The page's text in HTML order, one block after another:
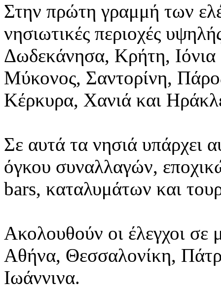
Στην πρώτη γραμμή των
νησιωτικές περιοχές
Δωδεκάνησα, Κρήτη, Ιόνια
Μύκονος, Σαντορίνη,
Κέρκυρα, Χανιά και
Σε αυτά τα νησιά υπάρχει
όγκου συναλλαγών,
bars, καταλυμάτων και
Ακολουθούν οι έλεγχοι σε
Αθήνα, Θεσσαλονίκη,
Ιωάννινα.